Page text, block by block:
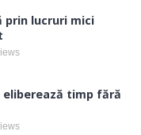
prin lucruri mici
timp fără